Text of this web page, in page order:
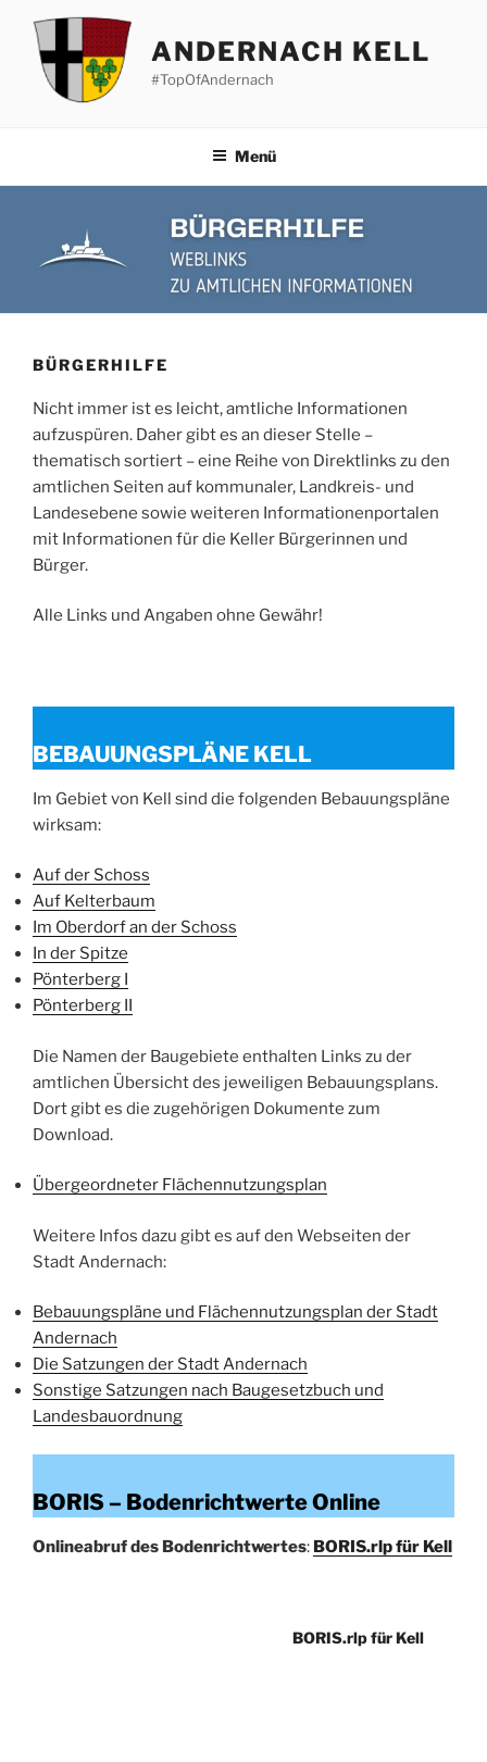
Inhalt
springen
ANDERNACH KELL
#TopOfAndernach
Menü
BÜRGERHILFE
Nicht immer ist es leicht, amtliche Informationen
aufzuspüren. Daher gibt es an dieser Stelle –
thematisch sortiert – eine Reihe von Direktlinks zu den
amtlichen Seiten auf kommunaler, Landkreis- und
Landesebene sowie weiteren Informationenportalen
mit Informationen für die Keller Bürgerinnen und
Bürger.
Alle Links und Angaben ohne Gewähr!
BEBAUUNGSPLÄNE KELL
Im Gebiet von Kell sind die folgenden Bebauungspläne
wirksam:
Auf der Schoss
Auf Kelterbaum
Im Oberdorf an der Schoss
In der Spitze
Pönterberg I
Pönterberg II
Die Namen der Baugebiete enthalten Links zu der
amtlichen Übersicht des jeweiligen Bebauungsplans.
Dort gibt es die zugehörigen Dokumente zum
Download.
Übergeordneter Flächennutzungsplan
Weitere Infos dazu gibt es auf den Webseiten der
Stadt Andernach:
Bebauungspläne und Flächennutzungsplan der Stadt
Andernach
Die Satzungen der Stadt Andernach
Sonstige Satzungen nach Baugesetzbuch und
Landesbauordnung
BORIS – Bodenrichtwerte Online
Onlineabruf des Bodenrichtwertes: BORIS.rlp für Kell
BORIS.rlp für Kell